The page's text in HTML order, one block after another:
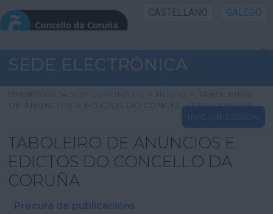
CASTELLANO GALEGO
INICIO SEDE
INICIO
INFORMACIÓN PÚBLICA
CARTAFOL CIDADÁN
SEDE ELECTRÓNICA
07/08/2026 14:31:19 CORUNA.ES > INICIO > TABOLEIRO
DE ANUNCIOS E EDICTOS DO CONCELLO DA CORUÑA
INICIAR SESIÓN
TABOLEIRO DE ANUNCIOS E
EDICTOS DO CONCELLO DA
CORUÑA
Procura de publicacións